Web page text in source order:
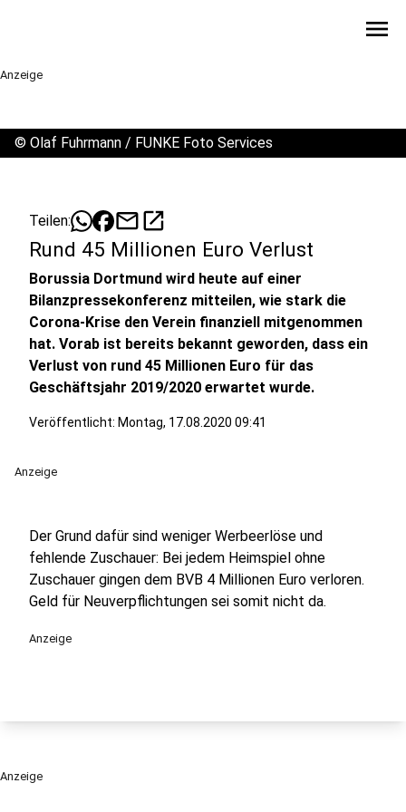
menu
Anzeige
© Olaf Fuhrmann / FUNKE Foto Services
Teilen: mailopen_in_new
Rund 45 Millionen Euro Verlust
Borussia Dortmund wird heute auf einer
Bilanzpressekonferenz mitteilen, wie stark die
Corona-Krise den Verein finanziell mitgenommen
hat. Vorab ist bereits bekannt geworden, dass ein
Verlust von rund 45 Millionen Euro für das
Geschäftsjahr 2019/2020 erwartet wurde.
Veröffentlicht: Montag, 17.08.2020 09:41
Anzeige
Der Grund dafür sind weniger Werbeerlöse und
fehlende Zuschauer: Bei jedem Heimspiel ohne
Zuschauer gingen dem BVB 4 Millionen Euro verloren.
Geld für Neuverpflichtungen sei somit nicht da.
Anzeige
Anzeige